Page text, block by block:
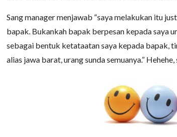
Sang manager menjawab “saya melakukan itu
bapak. Bukankah bapak berpesan kepada saya
sebagai bentuk ketataatan saya kepada bapak,
alias jawa barat, urang sunda semuanya.”